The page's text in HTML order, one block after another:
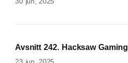
Avsnitt 242. Hacksaw Gaming